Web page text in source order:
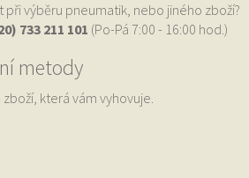
výběru pneumatik, nebo jiného zboží?
733 211 101 (Po-Pá 7:00 - 16:00 hod.)
metody
která vám vyhovuje.